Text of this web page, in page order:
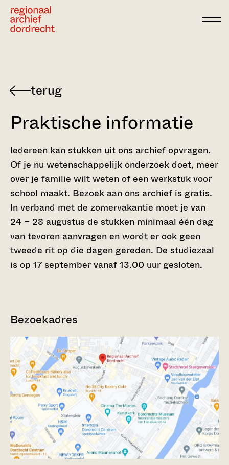
Praktische informatie
Iedereen kan stukken uit ons archief opvragen.
Of je nu wetenschappelijk onderzoek doet, meer
over je familie wilt weten of een werkstuk voor
school maakt. Bezoek aan ons archief is gratis.
In verband met de zomervakantie moet je van
24 – 28 augustus de stukken minimaal één dag
van tevoren aanvragen en wordt er ook geen
tweede rit op die dagen gereden. De studiezaal
is op 17 september vanaf 13.00 uur gesloten.
Bezoekadres